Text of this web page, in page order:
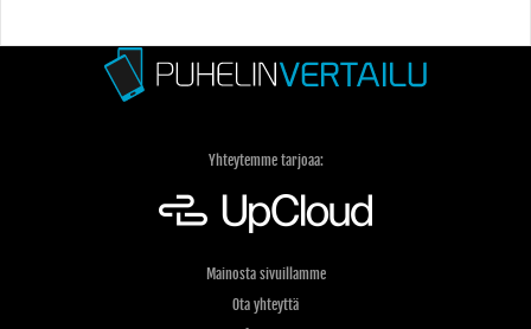
Yhteytemme tarjoaa:
Mainosta sivuillamme
Ota yhteyttä